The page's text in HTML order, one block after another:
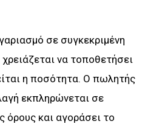
σε συγκεκριμένη
να τοποθετήσει
η ποσότητα. Ο πωλητής
εκπληρώνεται σε
όρους και αγοράσει το